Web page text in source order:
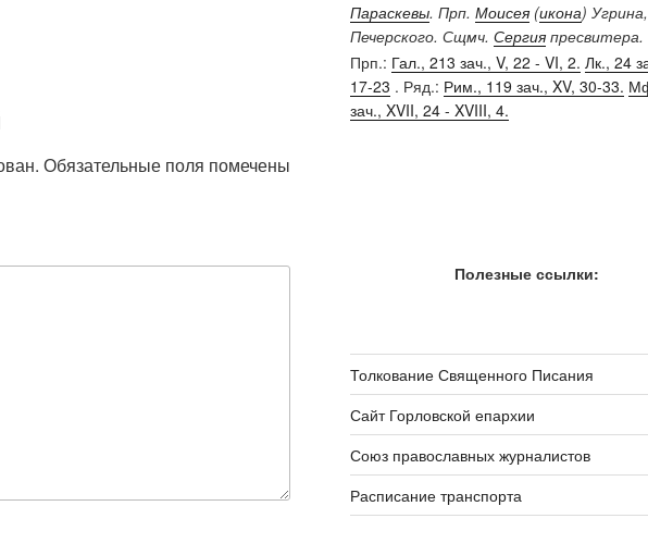
Обязательные поля помечены
Параскевы. Прп. Моисея(икона) Угрина,
Печерского. Сщмч. Сергияпресвитера.
Прп.: Гал., 213 зач., V, 22 - VI, 2. Лк., 24
17-23 . Ряд.: Рим., 119 зач., XV, 30-33.
зач., XVII, 24 - XVIII, 4.
Полезные ссылки:
Толкование Священного Писания
Сайт Горловской епархии
Союз православных журналистов
Расписание транспорта